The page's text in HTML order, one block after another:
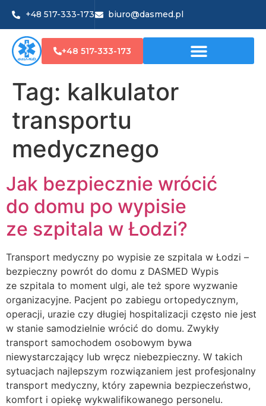
+48 517-333-173 biuro@dasmed.pl
+48 517-333-173
Tag: kalkulator
transportu
medycznego
Jak bezpiecznie wrócić
do domu po wypisie
ze szpitala w Łodzi?
Transport medyczny po wypisie ze szpitala w Łodzi –
bezpieczny powrót do domu z DASMED Wypis
ze szpitala to moment ulgi, ale też spore wyzwanie
organizacyjne. Pacjent po zabiegu ortopedycznym,
operacji, urazie czy długiej hospitalizacji często nie jest
w stanie samodzielnie wrócić do domu. Zwykły
transport samochodem osobowym bywa
niewystarczający lub wręcz niebezpieczny. W takich
sytuacjach najlepszym rozwiązaniem jest profesjonalny
transport medyczny, który zapewnia bezpieczeństwo,
komfort i opiekę wykwalifikowanego personelu.